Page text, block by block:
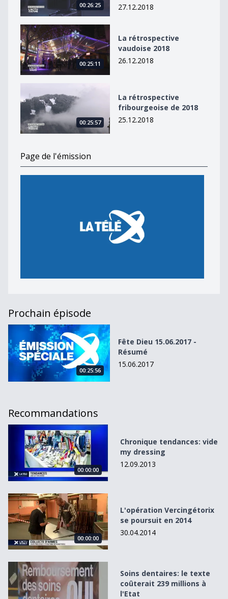
00:26:25
27.12.2018
La rétrospective vaudoise 2018
00:25:11
La rétrospective
vaudoise 2018
26.12.2018
00:25:57
La rétrospective
fribourgeoise de 2018
25.12.2018
Page de l'émission
Prochain épisode
Fête Dieu 15.06.2017 - Résumé
00:25:56
Fête Dieu 15.06.2017 -
Résumé
15.06.2017
Recommandations
Chronique tendances: vide my dressing
00:00:00
Chronique tendances: vide
my dressing
12.09.2013
L&#039;opération Vercingétorix se poursuit en 2014
00:00:00
L'opération Vercingétorix
se poursuit en 2014
30.04.2014
Soins dentaires: le texte coûterait 239 millions à
Soins dentaires: le texte
coûterait 239 millions à
l'Etat